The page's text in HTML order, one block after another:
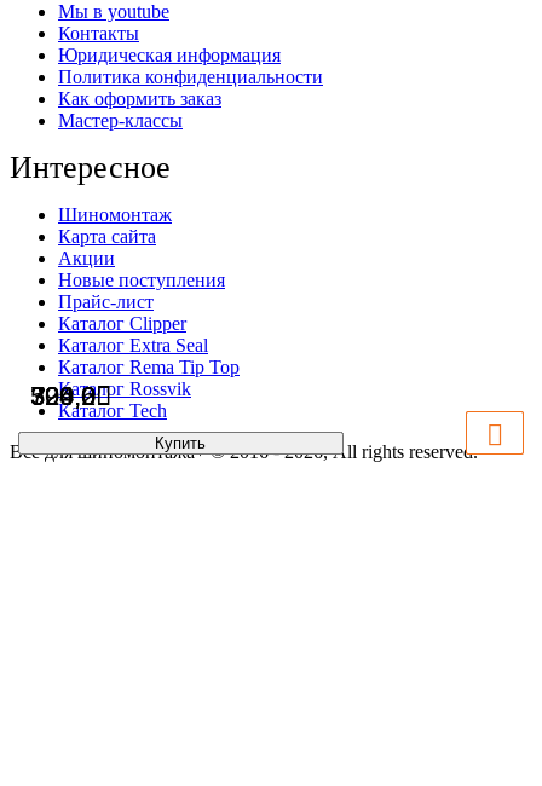
324,0
Купить
590,0
Купить
706,2
Купить
329,6
Купить
Мы в youtube
Контакты
Юридическая информация
Политика конфиденциальности
Как оформить заказ
Мастер-классы
Интересное
Шиномонтаж
Карта сайта
Акции
Новые поступления
Прайс-лист
Каталог Clipper
Каталог Extra Seal
Каталог Rema Tip Top
Каталог Rossvik
Каталог Tech
Всё для шиномонтажа+ © 2016 - 2026, All rights reserved.